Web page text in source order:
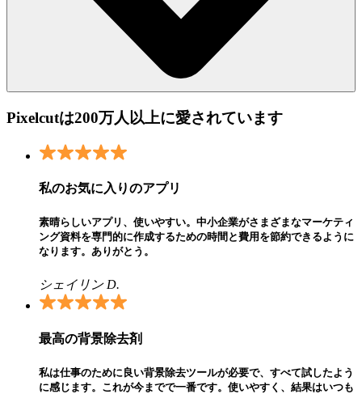
Pixelcutは200万人以上に愛されています
私のお気に入りのアプリ
素晴らしいアプリ、使いやすい。中小企業がさまざまなマーケティ
ング資料を専門的に作成するための時間と費用を節約できるように
なります。ありがとう。
シェイリン D.
最高の背景除去剤
私は仕事のために良い背景除去ツールが必要で、すべて試したよう
に感じます。これが今までで一番です。使いやすく、結果はいつも